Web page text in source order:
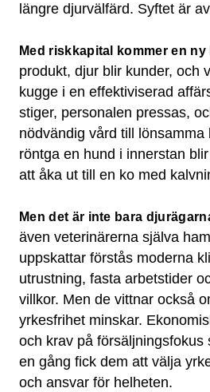
längre djurvälfärd. Syftet är
Med riskkapital kommer en ny
produkt, djur blir kunder, och
kugge i en effektiviserad
stiger, personalen pressas,
nödvändig vård till lönsamma
röntga en hund i innerstan
att åka ut till en ko med
Men det är inte bara
även veterinärerna själva
uppskattar förstås moderna
utrustning, fasta arbetstider
villkor. Men de vittnar också
yrkesfrihet minskar.
och krav på försäljningsfokus
en gång fick dem att välja
och ansvar för helheten.